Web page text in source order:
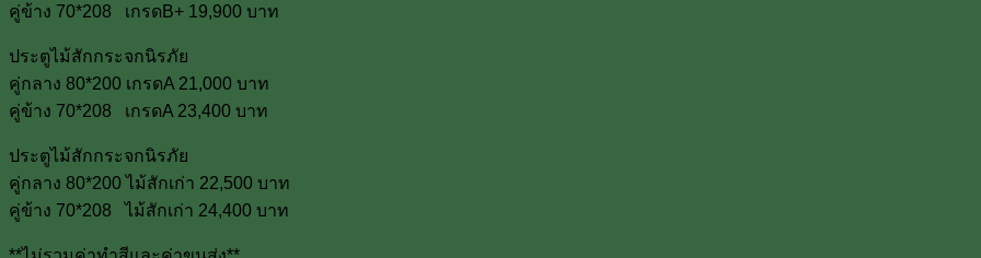
คู่ข้าง 70*208 เกรดB+ 19,900 บาท
ประตูไม้สักกระจกนิรภัย
คู่กลาง 80*200 เกรดA 21,000 บาท
คู่ข้าง 70*208 เกรดA 23,400 บาท
ประตูไม้สักกระจกนิรภัย
คู่กลาง 80*200 ไม้สักเก่า 22,500 บาท
คู่ข้าง 70*208 ไม้สักเก่า 24,400 บาท